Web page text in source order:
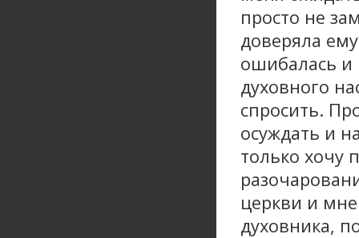
просто не
доверяла
ошибалась
духовного
спросить.
осуждать и
только хочу
церкви и
духовника,